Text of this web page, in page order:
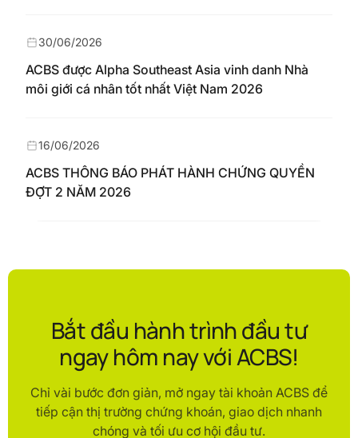
ACBS được Alpha Southeast Asia vinh danh Nhà
môi giới cá nhân tốt nhất Việt Nam 2026
30/06/2026
ACBS THÔNG BÁO PHÁT HÀNH CHỨNG QUYỀN
ĐỢT 2 NĂM 2026
16/06/2026
Bắt đầu hành trình đầu tư
ngay hôm nay với ACBS!
Chỉ vài bước đơn giản, mở ngay tài khoản ACBS để
tiếp cận thị trường chứng khoán, giao dịch nhanh
chóng và tối ưu cơ hội đầu tư.